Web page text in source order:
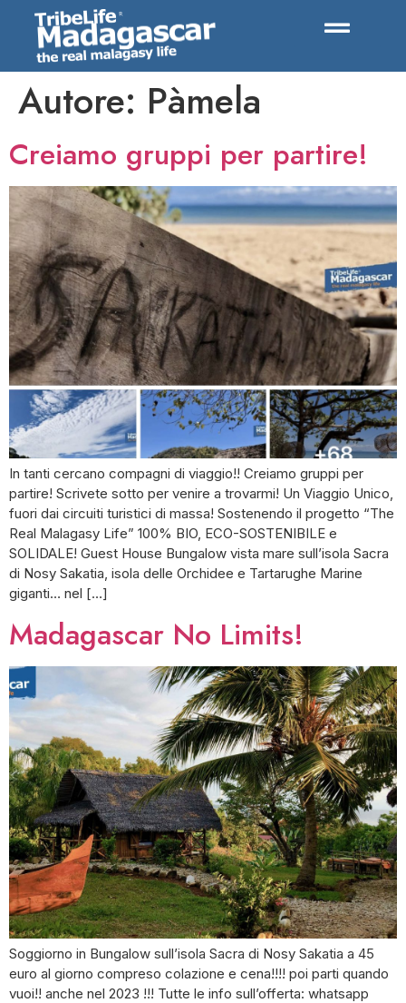
Autore: Pàmela
Creiamo gruppi per partire!
In tanti cercano compagni di viaggio!! Creiamo gruppi per
partire! Scrivete sotto per venire a trovarmi! Un Viaggio Unico,
fuori dai circuiti turistici di massa! Sostenendo il progetto “The
Real Malagasy Life” 100% BIO, ECO-SOSTENIBILE e
SOLIDALE! Guest House Bungalow vista mare sull’isola Sacra
di Nosy Sakatia, isola delle Orchidee e Tartarughe Marine
giganti… nel […]
Madagascar No Limits!
Soggiorno in Bungalow sull’isola Sacra di Nosy Sakatia a 45
euro al giorno compreso colazione e cena!!!! poi parti quando
vuoi!! anche nel 2023 !!! Tutte le info sull’offerta: whatsapp